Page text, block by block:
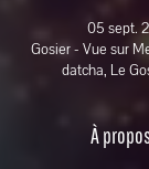
05 sept.
Gosier - Vue sur
datcha, Le
À